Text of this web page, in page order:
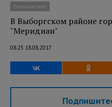
Происшествия
В Выборгском районе
"Меридиан"
08:25 18.08.2017